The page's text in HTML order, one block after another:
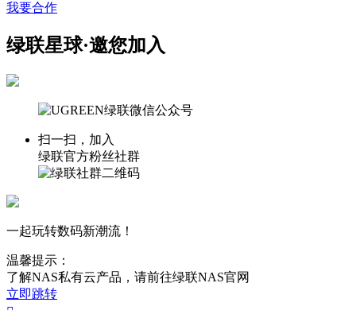
我要合作
绿联星球·邀您加入
扫一扫，加入
绿联官方粉丝社群
一起玩转数码新潮流！
温馨提示：
了解NAS私有云产品，请前往绿联NAS官网
立即跳转